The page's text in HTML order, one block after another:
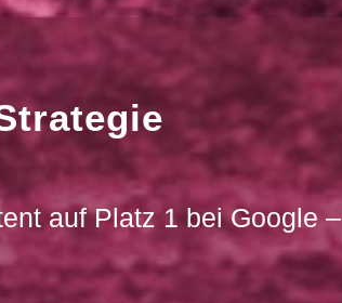
auf Platz 1 bei Google –